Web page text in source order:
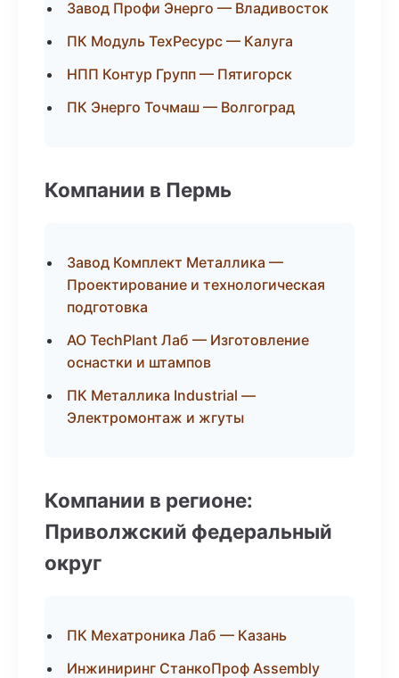
Завод Профи Энерго — Владивосток
ПК Модуль ТехРесурс — Калуга
НПП Контур Групп — Пятигорск
ПК Энерго Точмаш — Волгоград
Компании в Пермь
Завод Комплект Металлика —
Проектирование и технологическая
подготовка
АО TechPlant Лаб — Изготовление
оснастки и штампов
ПК Металлика Industrial —
Электромонтаж и жгуты
Компании в регионе:
Приволжский федеральный
округ
ПК Мехатроника Лаб — Казань
Инжиниринг СтанкоПроф Assembly